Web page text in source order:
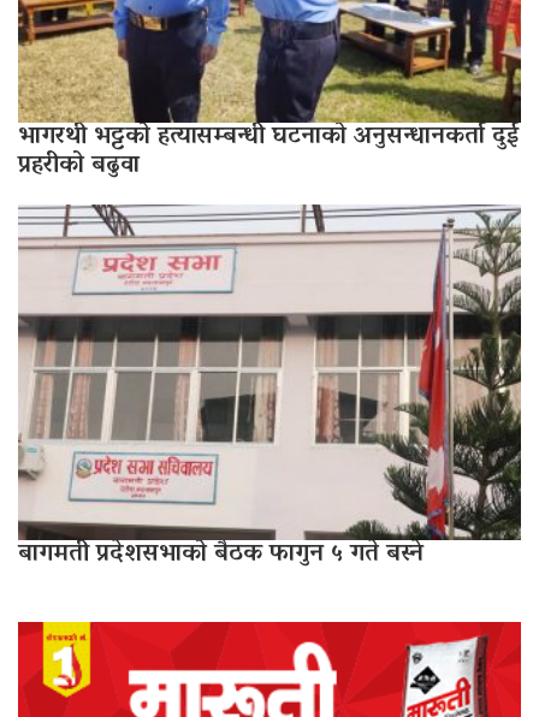
भागरथी भट्टको हत्यासम्बन्धी घटनाको अनुसन्धानकर्ता दुई
प्रहरीको बढुवा
बागमती प्रदेशसभाको बैठक फागुन ५ गते बस्ने